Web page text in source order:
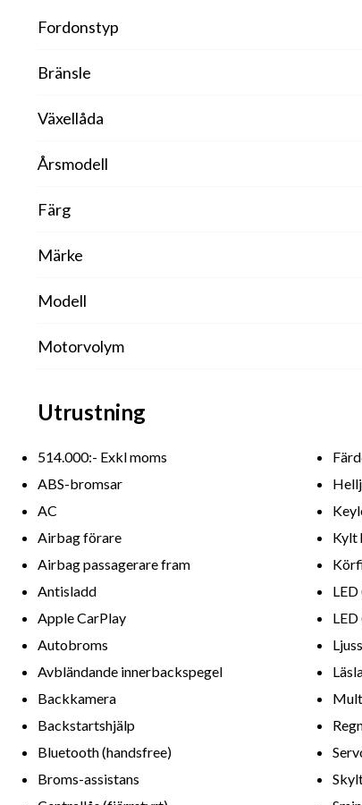
Fordonstyp
Bränsle
Växellåda
Årsmodell
Färg
Märke
Modell
Motorvolym
Utrustning
514.000:- Exkl moms
ABS-bromsar
AC
Airbag förare
Airbag passagerare fram
Antisladd
Apple CarPlay
Autobroms
Avbländande innerbackspegel
Backkamera
Backstartshjälp
Bluetooth (handsfree)
Broms-assistans
Kylt